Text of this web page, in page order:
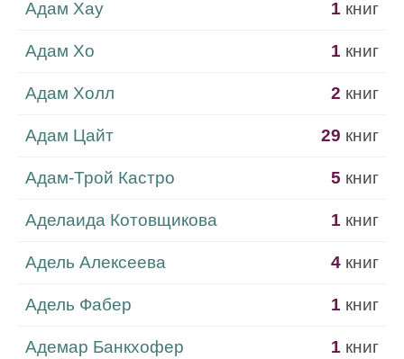
Адам Хау 1 книг
Адам Хо 1 книг
Адам Холл 2 книг
Адам Цайт 29 книг
Адам-Трой Кастро 5 книг
Аделаида Котовщикова 1 книг
Адель Алексеева 4 книг
Адель Фабер 1 книг
Адемар Банкхофер 1 книг